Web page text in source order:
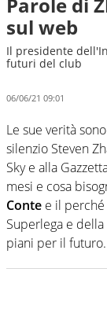
sul web
Il presidente
futuri del club
06/06/21 09:01
Le sue verità
silenzio Steven
Sky e alla
mesi e cosa
Conte e il perché
Superlega e
piani per il futuro.